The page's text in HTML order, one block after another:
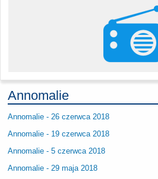
Annomalie
Annomalie - 26 czerwca 2018
Annomalie - 19 czerwca 2018
Annomalie - 5 czerwca 2018
Annomalie - 29 maja 2018